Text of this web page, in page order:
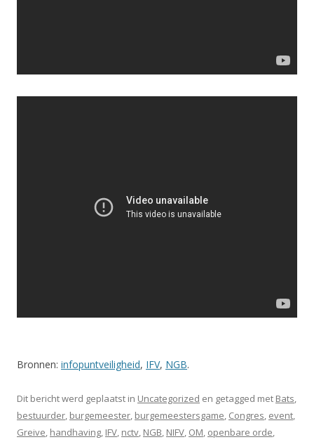
Bronnen: infopuntveiligheid, IFV, NGB.
Dit bericht werd geplaatst in Uncategorized en getagged met Bats,
bestuurder, burgemeester, burgemeestersgame, Congres, event,
Greive, handhaving, IFV, nctv, NGB, NIFV, OM, openbare orde,